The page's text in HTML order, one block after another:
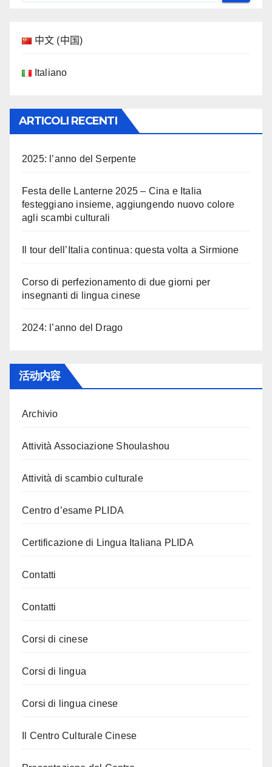
中文 (中国)
Italiano
ARTICOLI RECENTI
2025: l’anno del Serpente
Festa delle Lanterne 2025 – Cina e Italia
festeggiano insieme, aggiungendo nuovo colore
agli scambi culturali
Il tour dell’Italia continua: questa volta a Sirmione
Corso di perfezionamento di due giorni per
insegnanti di lingua cinese
2024: l’anno del Drago
活动内容
Archivio
Attività Associazione Shoulashou
Attività di scambio culturale
Centro d’esame PLIDA
Certificazione di Lingua Italiana PLIDA
Contatti
Contatti
Corsi di cinese
Corsi di lingua
Corsi di lingua cinese
Il Centro Culturale Cinese